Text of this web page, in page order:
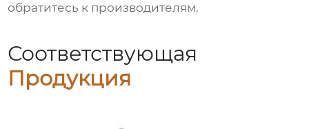
обратитесь к производителям.
Соответствующая
Продукция